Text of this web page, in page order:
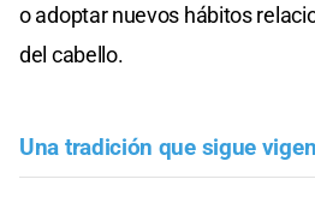
o adoptar nuevos hábitos
del cabello.
Una tradición que sigue